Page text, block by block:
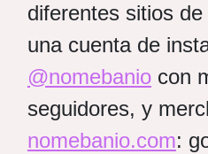
diferentes sitios
una cuenta de
@nomebaniocon
seguidores, y
nomebanio.com: